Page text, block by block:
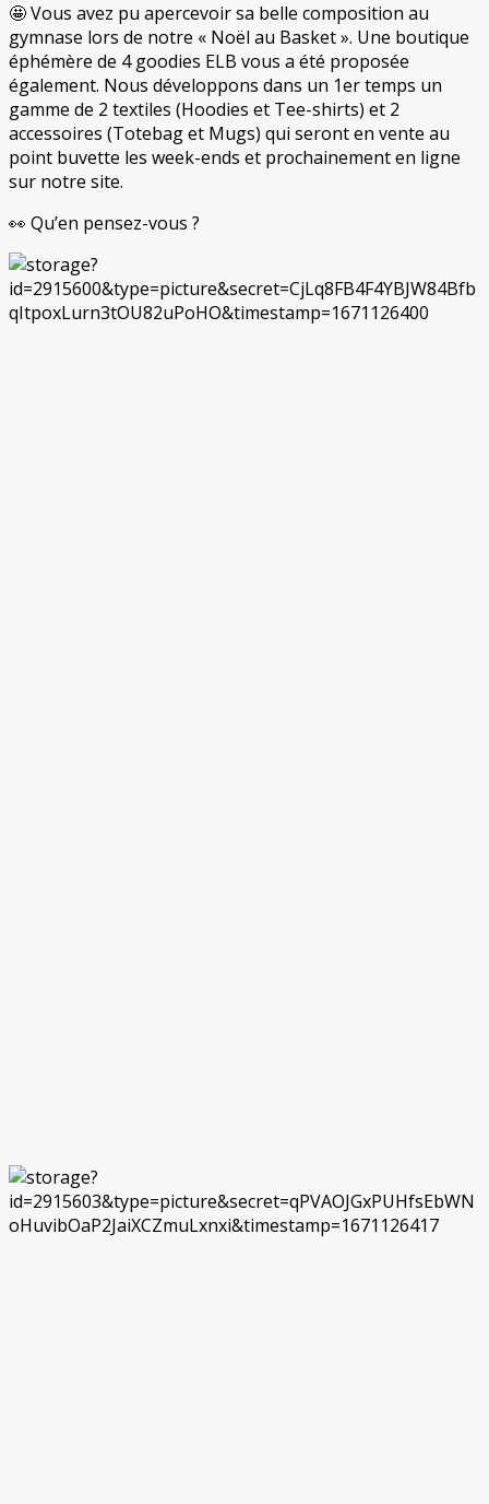
🤩 Vous avez pu apercevoir sa belle composition au
gymnase lors de notre « Noël au Basket ». Une boutique
éphémère de 4 goodies ELB vous a été proposée
également. Nous développons dans un 1er temps un
gamme de 2 textiles (Hoodies et Tee-shirts) et 2
accessoires (Totebag et Mugs) qui seront en vente au
point buvette les week-ends et prochainement en ligne
sur notre site.
👀 Qu’en pensez-vous ?